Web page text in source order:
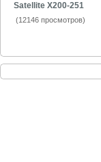
Satellite X200-251
(12146 просмотров)